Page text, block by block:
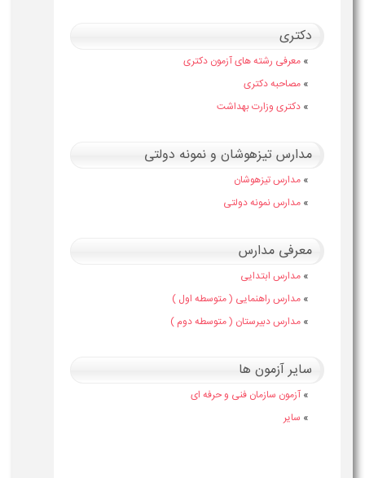
دکتری
» معرفی رشته های آزمون دکتری
» مصاحبه دکتری
» دکتری وزارت بهداشت
مدارس تیزهوشان و نمونه دولتی
» مدارس تیزهوشان
» مدارس نمونه دولتی
معرفی مدارس
» مدارس ابتدایی
» مدارس راهنمایی ( متوسطه اول )
» مدارس دبیرستان ( متوسطه دوم )
سایر آزمون ها
» آزمون سازمان فنی و حرفه ای
» سایر